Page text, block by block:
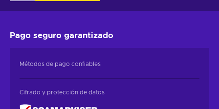
Pago seguro garantizado
Métodos de pago confiables
Cifrado y protección de datos